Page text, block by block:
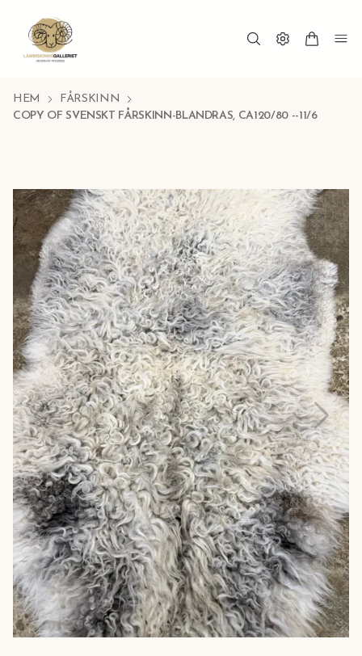
HEM
FÅRSKINN
COPY OF SVENSKT FÅRSKINN-BLANDRAS, CA120/80 --11/6